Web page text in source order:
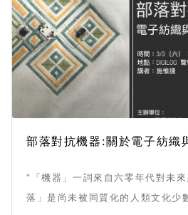
部落對抗機器:關於電子紡織
“「機器」一詞來自六零年代對未
落」是尚未被同質化的人類文化少